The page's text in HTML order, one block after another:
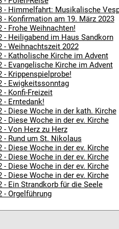
- Himmelfahrt: Musikalische
- Konfirmation am 19. März 2023
- Frohe Weihnachten!
- Heiligabend im Haus Sandkorn
- Weihnachtszeit 2022
- Katholische Kirche im Advent
- Evangelische Kirche im Advent
- Krippenspielprobe!
- Ewigkeitssonntag
- Konfi-Freizeit
- Erntedank!
- Diese Woche in der kath. Kirche
- Diese Woche in der ev. Kirche
- Von Herz zu Herz
- Rund um St. Nikolaus
- Diese Woche in der ev. Kirche
- Diese Woche in der ev. Kirche
- Diese Woche in der ev. Kirche
- Diese Woche in der ev. Kirche
- Ein Strandkorb für die Seele
- Orgelführung